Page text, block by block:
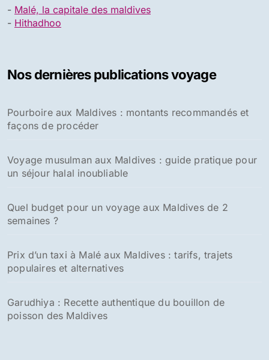
- Malé, la capitale des maldives
- Hithadhoo
Nos dernières publications voyage
Pourboire aux Maldives : montants recommandés et
façons de procéder
Voyage musulman aux Maldives : guide pratique pour
un séjour halal inoubliable
Quel budget pour un voyage aux Maldives de 2
semaines ?
Prix d’un taxi à Malé aux Maldives : tarifs, trajets
populaires et alternatives
Garudhiya : Recette authentique du bouillon de
poisson des Maldives